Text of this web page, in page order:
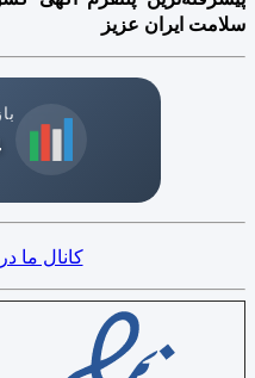
سلامت ایران عزیز
کانال ما